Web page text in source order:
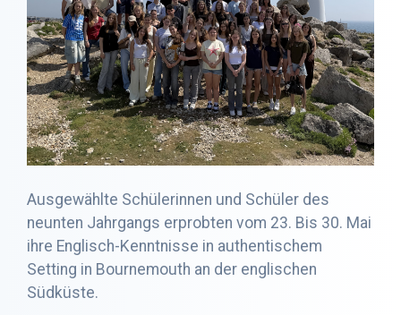
Ausgewählte Schülerinnen und Schüler des
neunten Jahrgangs erprobten vom 23. Bis 30. Mai
ihre Englisch-Kenntnisse in authentischem
Setting in Bournemouth an der englischen
Südküste.